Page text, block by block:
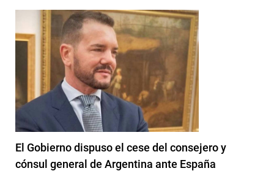
El Gobierno dispuso el cese del consejero y
cónsul general de Argentina ante España